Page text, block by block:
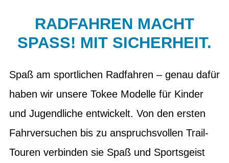
RADFAHREN MACHT
SPASS! MIT SICHERHEIT.
Spaß am sportlichen Radfahren – genau dafür
haben wir unsere Tokee Modelle für Kinder
und Jugendliche entwickelt. Von den ersten
Fahrversuchen bis zu anspruchsvollen Trail-
Touren verbinden sie Spaß und Sportsgeist